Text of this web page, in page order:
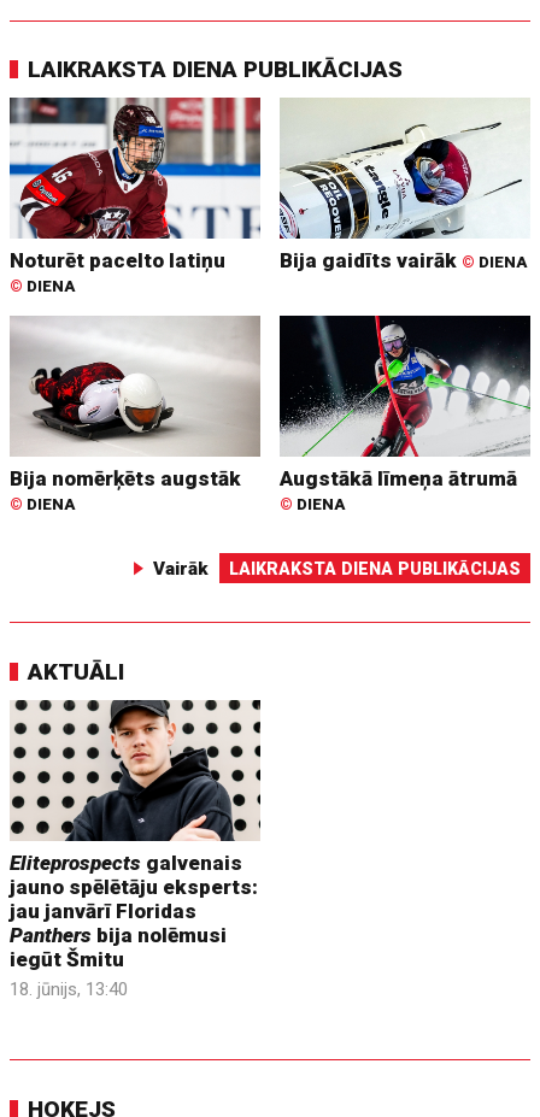
LAIKRAKSTA DIENA PUBLIKĀCIJAS
Noturēt pacelto latiņu
© DIENA
Bija gaidīts vairāk © DIENA
Bija nomērķēts augstāk
© DIENA
Augstākā līmeņa ātrumā
© DIENA
Vairāk LAIKRAKSTA DIENA PUBLIKĀCIJAS
AKTUĀLI
Eliteprospects galvenais
jauno spēlētāju eksperts:
jau janvārī Floridas
Panthers bija nolēmusi
iegūt Šmitu
18. jūnijs, 13:40
HOKEJS